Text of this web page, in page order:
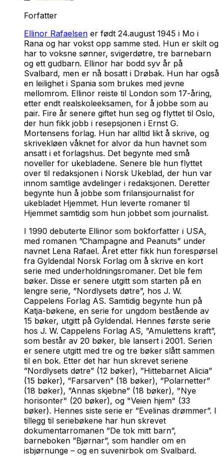
Forfatter
Ellinor Rafaelsen er født 24.august 1945 i Mo i
Rana og har vokst opp samme sted. Hun er skilt og
har to voksne sønner, svigerdøtre, tre barnebarn
og ett gudbarn. Ellinor har bodd syv år på
Svalbard, men er nå bosatt i Drøbak. Hun har også
en leilighet i Spania som brukes med jevne
mellomrom. Ellinor reiste til London som 17-åring,
etter endt realskoleeksamen, for å jobbe som au
pair. Fire år senere giftet hun seg og flyttet til Oslo,
der hun fikk jobb i resepsjonen i Ernst G.
Mortensens forlag. Hun har alltid likt å skrive, og
skrivekløen våknet for alvor da hun havnet som
ansatt i et forlagshus. Det begynte med små
noveller for ukebladene. Senere ble hun flyttet
over til redaksjonen i Norsk Ukeblad, der hun var
innom samtlige avdelinger i redaksjonen. Deretter
begynte hun å jobbe som frilansjournalist for
ukebladet Hjemmet. Hun leverte romaner til
Hjemmet samtidig som hun jobbet som journalist.
I 1990 debuterte Ellinor som bokforfatter i USA,
med romanen ”Champagne and Peanuts” under
navnet Lena Rafael. Året etter fikk hun forespørsel
fra Gyldendal Norsk Forlag om å skrive en kort
serie med underholdningsromaner. Det ble fem
bøker. Disse er senere utgitt som starten på en
lengre serie, ”Nordlysets døtre”, hos J. W.
Cappelens Forlag AS. Samtidig begynte hun på
Katja-bøkene, en serie for ungdom bestående av
15 bøker, utgitt på Gyldendal. Hennes første serie
hos J. W. Cappelens Forlag AS, ”Amulettens kraft”,
som består av 20 bøker, ble lansert i 2001. Serien
er senere utgitt med tre og tre bøker slått sammen
til en bok. Etter det har hun skrevet seriene
”Nordlysets døtre” (12 bøker), ”Hittebarnet Alicia”
(15 bøker), ”Farsarven” (18 bøker), ”Polarnetter”
(18 bøker), ”Annas skjebne” (18 bøker), "Nye
horisonter" (20 bøker), og "Veien hjem" (33
bøker). Hennes siste serie er ”Evelinas drømmer”. I
tillegg til seriebøkene har hun skrevet
dokumentarromanen ”De tok mitt barn”,
barneboken ”Bjørnar”, som handler om en
isbjørnunge – og en suvenirbok om Svalbard.